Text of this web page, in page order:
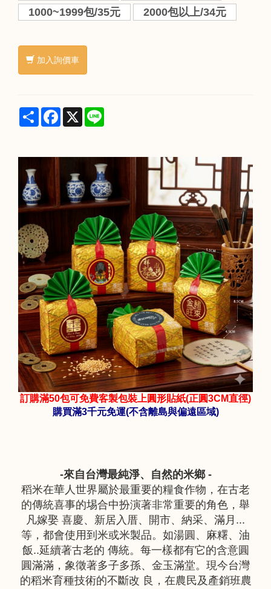
1000~1999包/35元
2000包以上/34元
加入詢價車
Share Facebook
X
訂購滿50包可免費客製包裝上圓形貼紙(正圓3CM直徑)
購買滿3千元免運(不含離島與偏遠區域)
-來自台灣最純淨、自然的米鄉 -
稻米在華人世界屬於最重要的糧食作物，在古老
的傳統喜事的埸合中扮演著非常重要的角色，舉
凡嫁娶 喜慶、新居入厝、開市、納采、滿月...
等，都會使用到米或米製品。如湯圓、麻糬、油
飯..延續著古老的 傳統。每一樣都有它的含意圓
圓滿滿，象徵著多子多孫、金玉滿堂。現今台灣
的稻米育種技術的不斷改 良，在農民及產銷班農